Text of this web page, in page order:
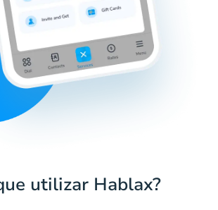
utilizar Hablax?